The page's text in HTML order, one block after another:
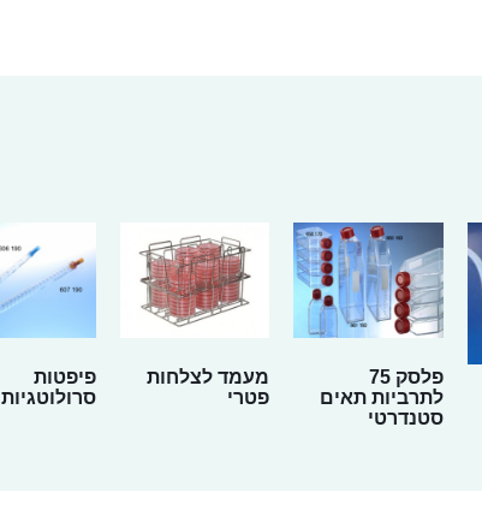
פלסק 75
לתרביות תאים
סטנדרטי
מעמד לצלחות
פטרי
פיפטות
סרולוטגיות